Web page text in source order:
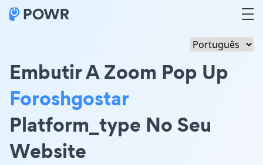
Embutir A Zoom Pop Up
Foroshgostar
Platform_type No Seu
Website